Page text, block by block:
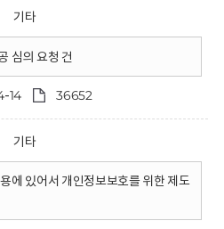
기타
심의 요청 건
14 36652
기타
에 있어서 개인정보보호를 위한 제도